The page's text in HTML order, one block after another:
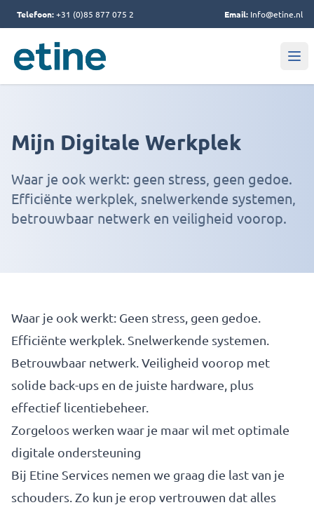
Telefoon:+31 (0)85 877 075 2 Email: Info@etine.nl
Mijn Digitale Werkplek
Waar je ook werkt: geen stress, geen gedoe.
Efficiënte werkplek, snelwerkende systemen,
betrouwbaar netwerk en veiligheid voorop.
Waar je ook werkt: Geen stress, geen gedoe.
Efficiënte werkplek. Snelwerkende systemen.
Betrouwbaar netwerk. Veiligheid voorop met
solide back-ups en de juiste hardware, plus
effectief licentiebeheer.
Zorgeloos werken waar je maar wil met optimale
digitale ondersteuning
Bij Etine Services nemen we graag die last van je
schouders. Zo kun je erop vertrouwen dat alles